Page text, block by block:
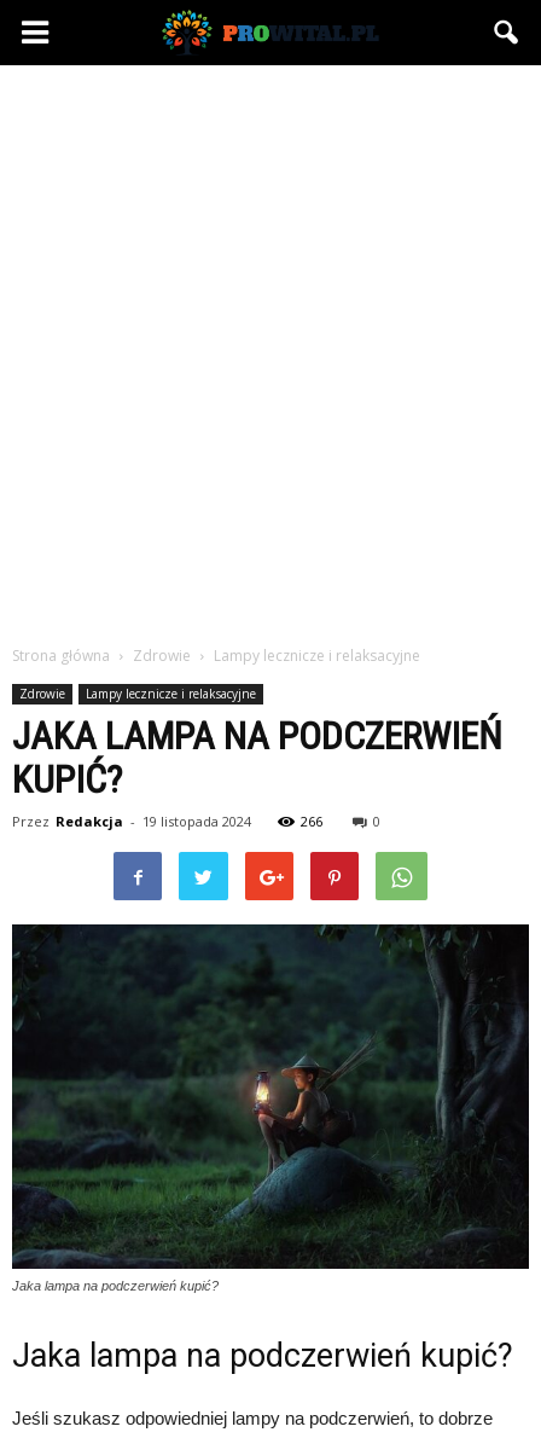
Prowital.pl
Strona główna Zdrowie Lampy lecznicze i relaksacyjne
Zdrowie Lampy lecznicze i relaksacyjne
JAKA LAMPA NA PODCZERWIEŃ
KUPIĆ?
Przez Redakcja - 19 listopada 2024 266 0
Jaka lampa na podczerwień kupić?
Jaka lampa na podczerwień kupić?
Jeśli szukasz odpowiedniej lampy na podczerwień, to dobrze